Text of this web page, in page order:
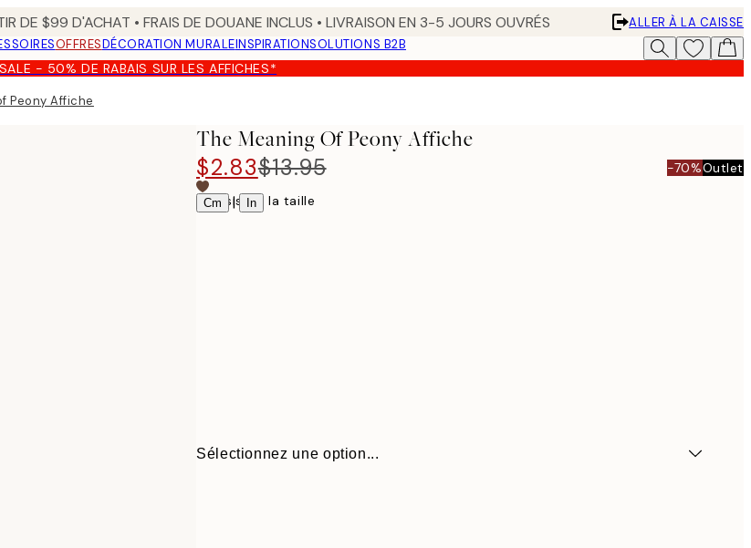
DE $99 D'ACHAT • FRAIS DE DOUANE INCLUS • LIVRAISON EN 3-5 JOURS OUVRÉS
ALLER À LA CAISSE
OFFRESDÉCORATION MURALEINSPIRATIONSOLUTIONS B2B
SALE - 50% DE RABAIS SUR LES AFFICHES*
Peony Affiche
The Meaning Of Peony Affiche
$2.83$13.95 -70%Outlet
Cm | In
Choisissez la taille
Sélectionnez une option...